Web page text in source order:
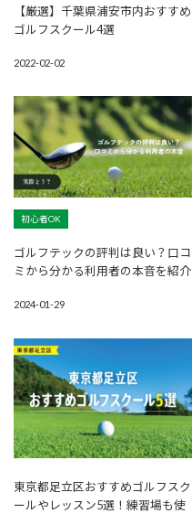
【厳選】千葉県浦安市内おすすめ
ゴルフスクール4選
2022-02-02
初心者OK
ゴルフテックの評判は良い？口コ
ミから分かる利用者の本音を紹介
2024-01-29
東京都足立区おすすめゴルフスク
ールやレッスン5選！練習場も使